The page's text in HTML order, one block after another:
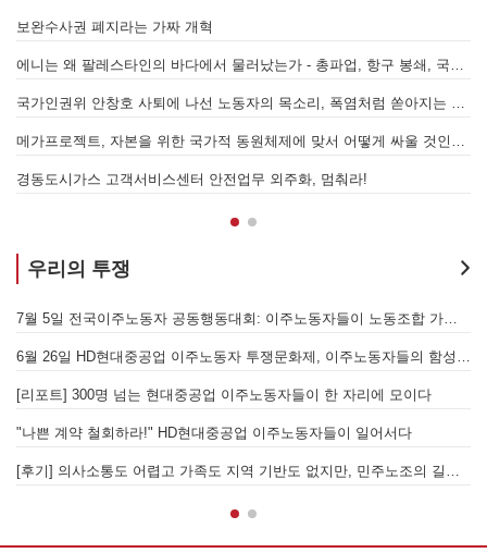
보완수사권 폐지라는 가짜 개혁
경동도시가스 고객서비스센터 안전업무 외주화, 멈춰라!
우리의 투쟁
[리포트] 300명 넘는 현대중공업 이주노동자들이 한 자리에 모이다
"나쁜 계약 철회하라!" HD현대중공업 이주노동자들이 일어서다